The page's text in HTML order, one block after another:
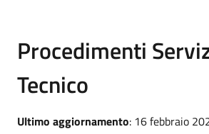
Procedimenti
Tecnico
Ultimo aggiornamento: 16 febbraio